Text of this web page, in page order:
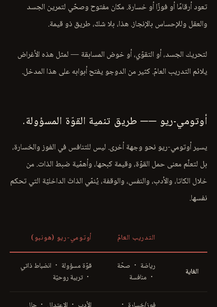
تعود أرقامًا أو فوزًا أو خسارة. مكان مفتوح وصحّي لتمرين الجسد
والعقل وللإحساس بالإنجاز. هذا، بلا شكّ، طريق ذو قيمة.
لتحريك الجسد، أو التقوّي، أو خوض المسابقة — لمثل هذه الأغراض
يلائم التدريب العامّ. كثير من الدوجو يفتح أبوابه على هذا المدخل.
أوتومي-ريو ── طريق تنمية القوّة المسؤولة.
يسير أوتومي-ريو نحو وجهة أخرى. ليس للتنافس في الفوز والخسارة،
بل لتعلّم معنى حمل القوّة، وقيمة كبحها، وأهمّية ضبط الذات. من
خلال الكاتا، والأدب، والنفس، والوقفة، يُنمّي الذاتَ الداخليّة التي تحكم
نفسها.
التدريب العامّ أوتومي-ريو (هونبو)
الغاية
رياضة ・ صحّة
・ منافسة
قوّة مسؤولة ・ انضباط ذاتي
・ تربية روحيّة